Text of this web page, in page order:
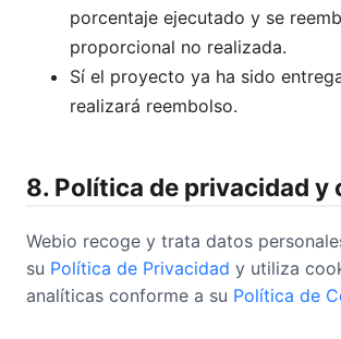
porcentaje ejecutado y se
proporcional no realizada.
Sí el proyecto ya ha sido
realizará reembolso.
8. Política de privacidad y
Webio recoge y trata datos
su Política de Privacidad y utiliza
analíticas conforme a su Política de